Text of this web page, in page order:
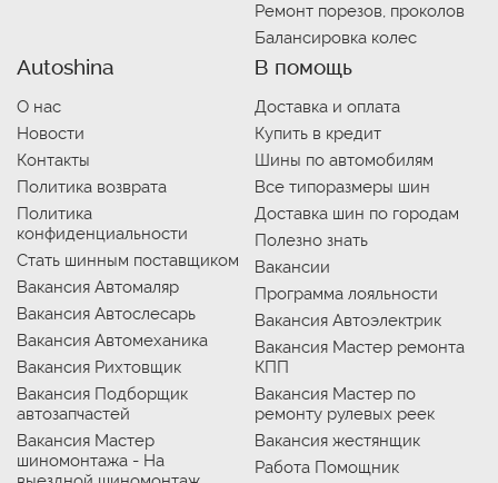
Ремонт порезов, проколов
Балансировка колес
Autoshina
О нас
Новости
Контакты
Политика возврата
Политика
конфиденциальности
Стать шинным поставщиком
Вакансия Автомаляр
Вакансия Автослесарь
Вакансия Автомеханика
Вакансия Рихтовщик
Вакансия Подборщик
автозапчастей
Вакансия Мастер
шиномонтажа - На
В помощь
Доставка и оплата
Купить в кредит
Шины по автомобилям
Все типоразмеры шин
Доставка шин по городам
Полезно знать
Вакансии
Программа лояльности
Вакансия Автоэлектрик
Вакансия Мастер ремонта
КПП
Вакансия Мастер по
ремонту рулевых реек
Вакансия жестянщик
Работа Помощник